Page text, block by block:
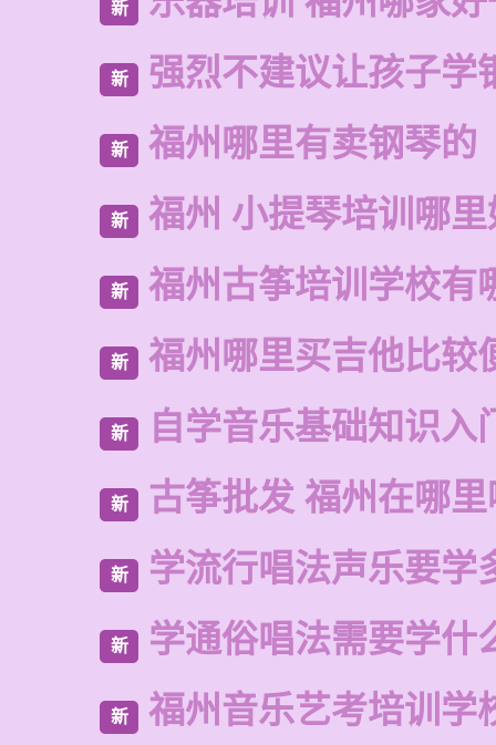
新
新 强烈不建议让孩子学
新 福州哪里有卖钢琴的
新 福州 小提琴培训哪
新 福州古筝培训学校有
新 福州哪里买吉他比较
新 自学音乐基础知识入
新 古筝批发 福州在哪
新 学流行唱法声乐要学
新 学通俗唱法需要学什
新 福州音乐艺考培训学